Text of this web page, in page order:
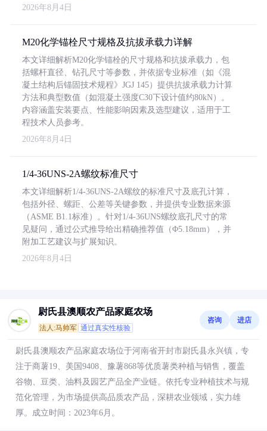
2026年8月4日
M20化学锚栓尺寸规格及抗拔承载力详解
本文详细解析M20化学锚栓的尺寸规格和抗拔承载力，包
括螺杆直径、钻孔尺寸等参数，并依据专业标准（如《混
凝土结构后锚固技术规程》JGJ 145）提供抗拔承载力计算
方法和典型数值（如混凝土强度C30下设计值约80kN）。
内容涵盖安装要点、性能影响因素及选型建议，适用于工
程技术人员参考。
2026年8月4日
1/4-36UNS-2A螺纹标准尺寸
本文详细解析1/4-36UNS-2A螺纹的标准尺寸及底孔计算，
包括外径、螺距、公差等关键参数，并提供专业数据来源
（ASME B1.1标准）。针对1/4-36UNS螺纹底孔尺寸的常
见疑问，通过公式推导给出精确推荐值（Φ5.18mm），并
附加工艺建议与扩展知识。
2026年8月4日
尉氏县澳顺农产品家庭农场
法人:马帅军 通过真实性核验
咨询 进店
尉氏县澳顺农产品家庭农场位于河南省开封市尉氏县永兴镇，专
注于商薯19、美国9408、豫薯868等优质薯类种植与销售，覆盖
谷物、豆类、油料及园艺产品全产业链。依托专业种植技术与规
范化管理，为市场提供高品质农产品，深耕农业领域，实力雄
厚。成立时间：2023年6月。